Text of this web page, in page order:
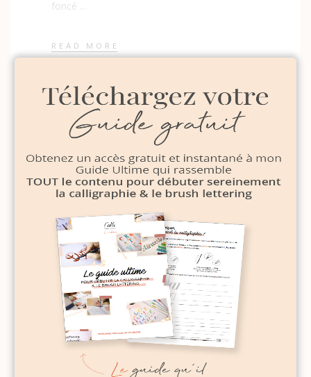
foncé
READ MORE